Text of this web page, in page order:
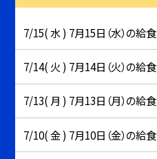
7/15( 水 ) 7月15日（水）の給食
7/14( 火 ) 7月14日（火）の給食
7/13( 月 ) 7月13日（月）の給食
7/10( 金 ) 7月10日（金）の給食